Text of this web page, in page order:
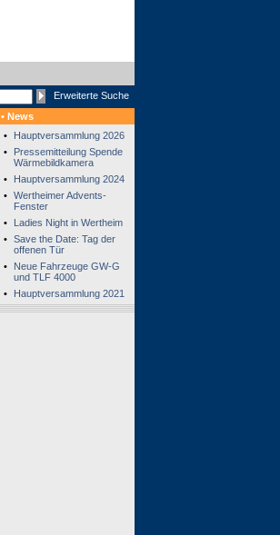
Erweiterte Suche
• News
•
Hauptversammlung 2026
•
Pressemitteilung Spende
Wärmebildkamera
•
Hauptversammlung 2024
• Wertheimer Advents-
Fenster
•
Ladies Night in Wertheim
• Save the Date: Tag der
offenen Tür
•
Neue Fahrzeuge GW-G
und TLF 4000
•
Hauptversammlung 2021